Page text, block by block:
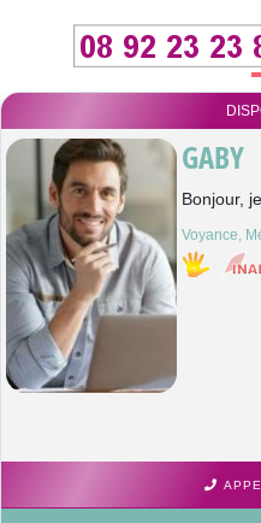
GABY
Bonjour,
Voyance,